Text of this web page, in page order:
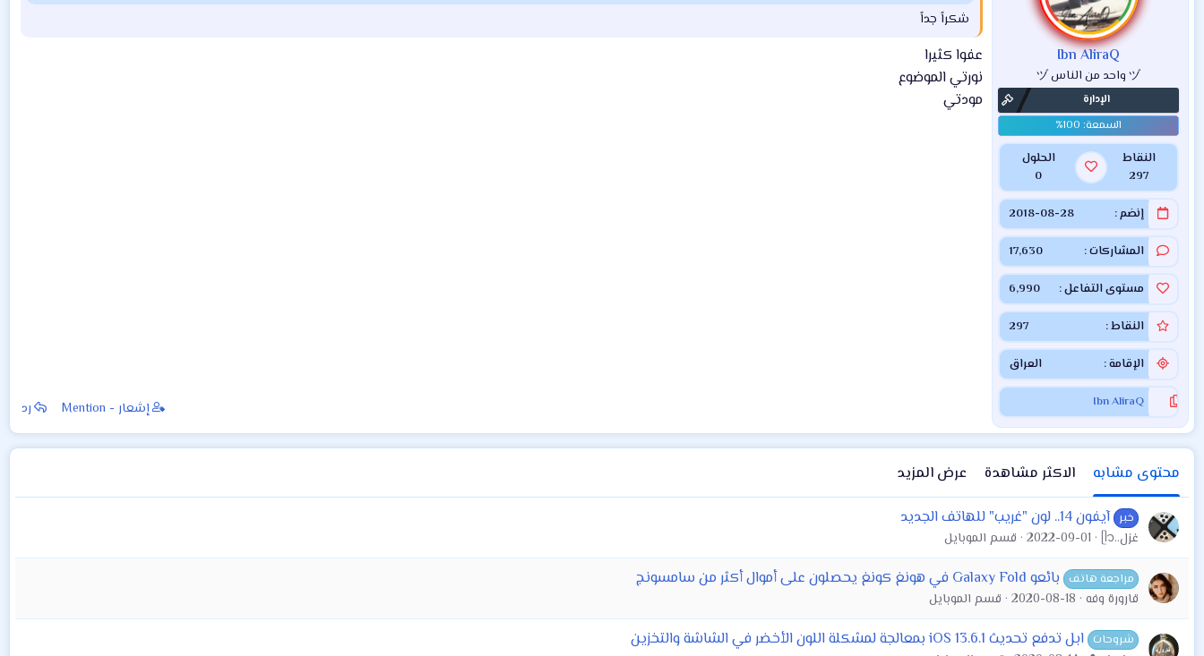
Ibn AliraQ
ヅ واحد من الناس ヅ
الإدارة
النقاط
297
الحلول
0
إنضم 2018-08-28
المشاركات 17,630
مستوى التفاعل 6,990
النقاط 297
الإقامة العراق
Ibn AliraQ
شكراً جداً
عفوا كثيرا
نورتي الموضوع
مودتي
إشعار - Mention رد
محتوى مشابه الاكثر مشاهدة عرض المزيد
خبر آيفون 14.. لون "غريب" للهاتف الجديد
غزل..ᥫ᭡ 2022-09-01 قسم الموبايل
مراجعة هاتف بائعو Galaxy Fold في هونغ كونغ يحصلون على أموال أكثر من سامسونج
قارورة وفه 2020-08-18 قسم الموبايل
شروحات ابل تدفع تحديث iOS 13.6.1 بمعالجة لمشكلة اللون الأخضر في الشاشة والتخزين